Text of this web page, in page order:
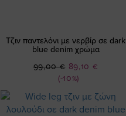
Τζιν παντελόνι με νερβίρ σε dark
blue denim χρώμα
(-10%)
Ειδική
Τιμή
89,10 €
99,00 €